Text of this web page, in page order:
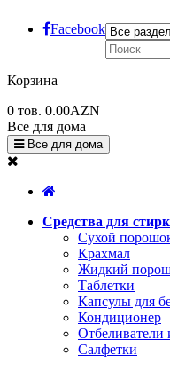
Facebook
Корзина
0 тов. 0.00AZN
Все для дома
Все для дома
Средства для
Сухой
Крахмал
Жидкий
Таблетки
Капсулы для
Кондиционер
Отбеливатели
Салфетки